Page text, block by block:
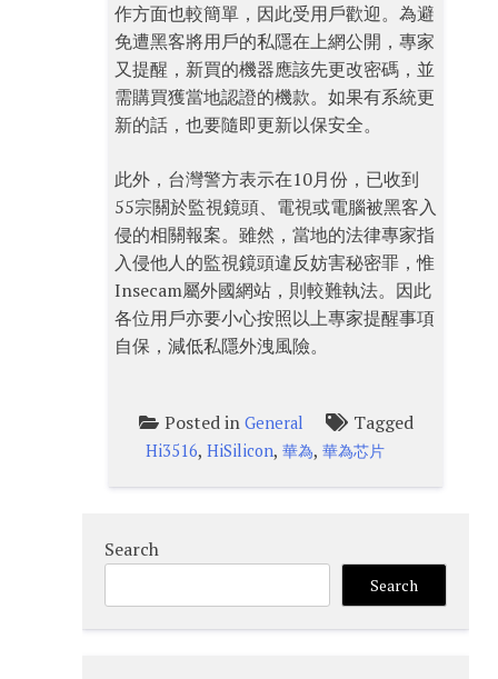
作方面也較簡單，因此受用戶歡迎。為避
免遭黑客將用戶的私隱在上網公開，專家
又提醒，新買的機器應該先更改密碼，並
需購買獲當地認證的機款。如果有系統更
新的話，也要隨即更新以保安全。
此外，台灣警方表示在10月份，已收到
55宗關於監視鏡頭、電視或電腦被黑客入
侵的相關報案。雖然，當地的法律專家指
入侵他人的監視鏡頭違反妨害秘密罪，惟
Insecam屬外國網站，則較難執法。因此
各位用戶亦要小心按照以上專家提醒事項
自保，減低私隱外洩風險。
Posted in General Tagged
Hi3516, HiSilicon, 華為, 華為芯片
Search
Search